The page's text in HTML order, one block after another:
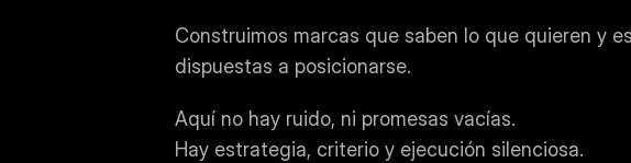
Construimos marcas que saben lo que quieren y
dispuestas a posicionarse.
Aquí no hay ruido, ni promesas vacías.
Hay estrategia, criterio y ejecución silenciosa.